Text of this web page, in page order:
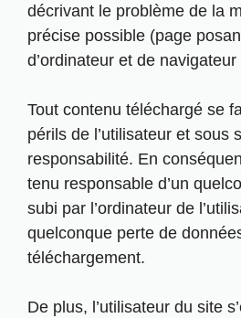
décrivant le problème de la
précise possible (page
d’ordinateur et de
Tout contenu téléchargé se
périls de l’utilisateur et sous
responsabilité. En
tenu responsable d’un
subi par l’ordinateur de
quelconque perte de
téléchargement.
De plus, l’utilisateur du site